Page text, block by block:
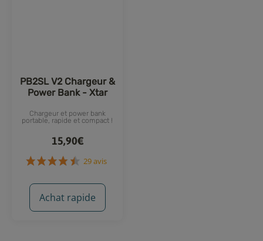
PB2SL V2 Chargeur &
Power Bank - Xtar
Chargeur et power bank
portable, rapide et compact !
15,90€
Achat rapide